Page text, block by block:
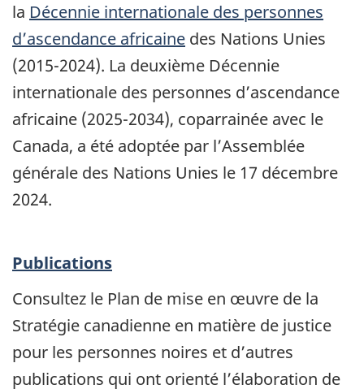
la Décennie internationale des personnes
d’ascendance africaine des Nations Unies
(2015-2024). La deuxième Décennie
internationale des personnes d’ascendance
africaine (2025-2034), coparrainée avec le
Canada, a été adoptée par l’Assemblée
générale des Nations Unies le 17 décembre
2024.
Publications
Consultez le Plan de mise en œuvre de la
Stratégie canadienne en matière de justice
pour les personnes noires et d’autres
publications qui ont orienté l’élaboration de